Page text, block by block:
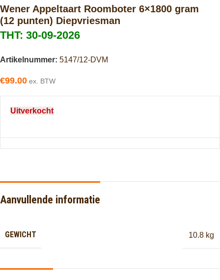
Wener Appeltaart Roomboter 6×1800 gram
(12 punten) Diepvriesman
THT: 30-09-2026
Artikelnummer: 5147/12-DVM
€99.00 ex. BTW
Uitverkocht
Aanvullende informatie
GEWICHT 10.8 kg